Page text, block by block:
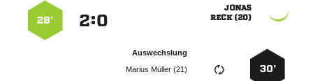

 
:
28’
30’
Auswechslung
  